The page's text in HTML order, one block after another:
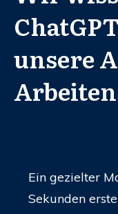
unsere
Ein gezielter
Sekunden